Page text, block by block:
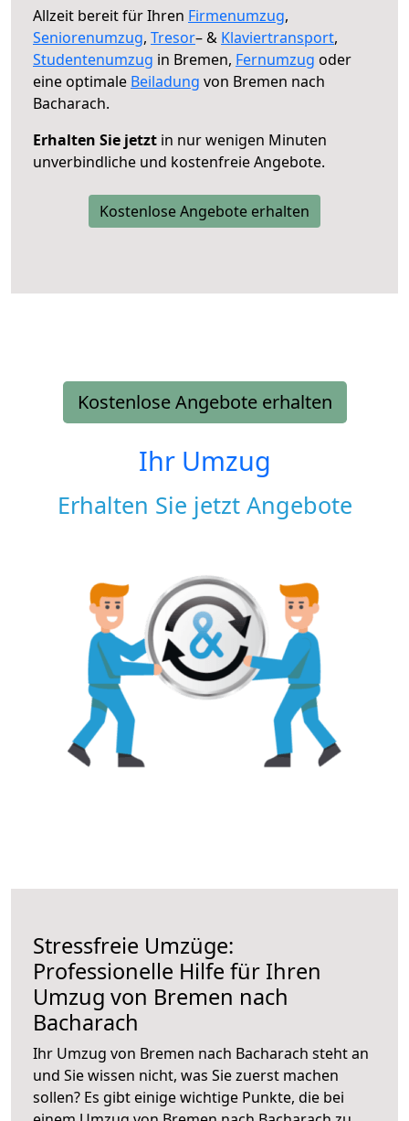
Allzeit bereit für Ihren Firmenumzug,
Seniorenumzug, Tresor– & Klaviertransport,
Studentenumzug in Bremen, Fernumzug oder
eine optimale Beiladung von Bremen nach
Bacharach.
Erhalten Sie jetzt in nur wenigen Minuten
unverbindliche und kostenfreie Angebote.
Kostenlose Angebote erhalten
Kostenlose Angebote erhalten
Ihr Umzug
Erhalten Sie jetzt Angebote
Stressfreie Umzüge:
Professionelle Hilfe für Ihren
Umzug von Bremen nach
Bacharach
Ihr Umzug von Bremen nach Bacharach steht an
und Sie wissen nicht, was Sie zuerst machen
sollen? Es gibt einige wichtige Punkte, die bei